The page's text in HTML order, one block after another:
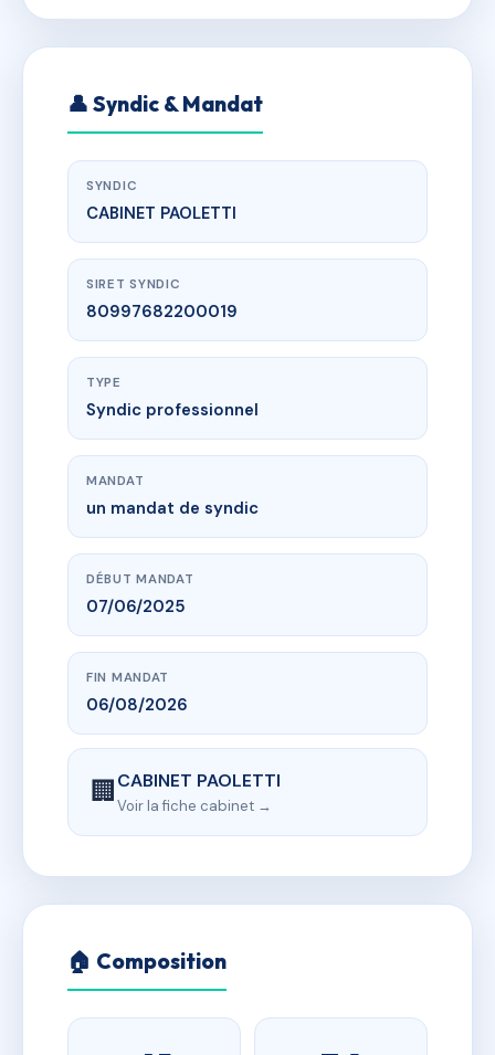
👤 Syndic & Mandat
SYNDIC
CABINET PAOLETTI
SIRET SYNDIC
80997682200019
TYPE
Syndic professionnel
MANDAT
un mandat de syndic
DÉBUT MANDAT
07/06/2025
FIN MANDAT
06/08/2026
🏢CABINET PAOLETTI
Voir la fiche cabinet →
🏠 Composition